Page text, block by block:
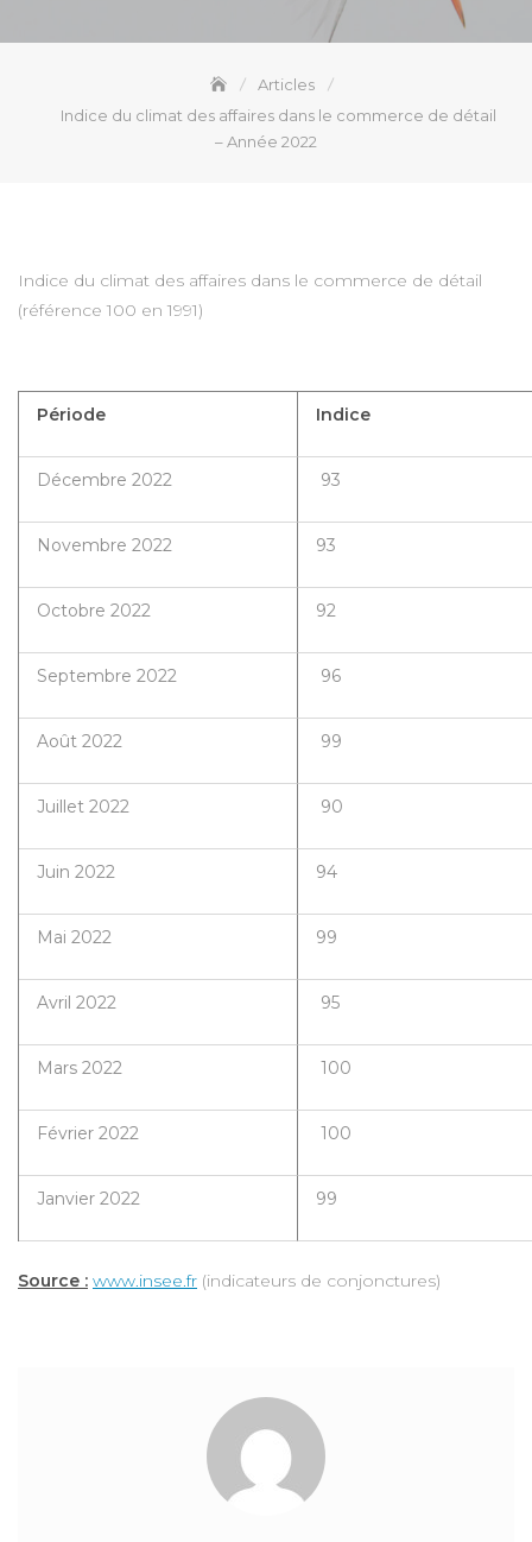
Articles
Indice du climat des affaires dans le commerce de détail
– Année 2022
Indice du climat des affaires dans le commerce de détail
(référence 100 en 1991)
Période Indice
Décembre 2022 93
Novembre 2022 93
Octobre 2022 92
Septembre 2022 96
Août 2022 99
Juillet 2022 90
Juin 2022 94
Mai 2022 99
Avril 2022 95
Mars 2022 100
Février 2022 100
Janvier 2022 99
Source : www.insee.fr (indicateurs de conjonctures)